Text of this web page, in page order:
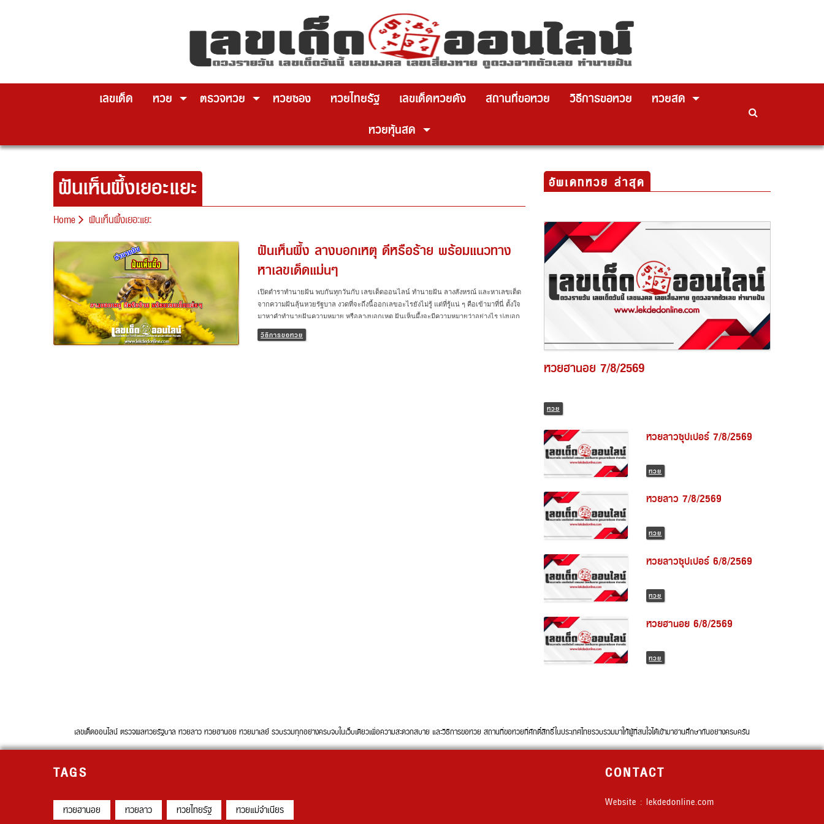
เลขเด็ด หวย ตรวจหวย หวยซอง หวยไทยรัฐ เลขเด็ดหวยดัง สถานที่ขอหวย วิธีการขอหวย
หวยสด
หวยหุ้นสด
ฝันเห็นผึ้งเยอะแยะ
Home ฝันเห็นผึ้งเยอะแยะ
ฝันเห็นผึ้ง ลางบอกเหตุ ดีหรือร้าย พร้อมแนวทาง
หาเลขเด็ดแม่นๆ
เปิดตำราทำนายฝัน พบกันทุกวันกับ เลขเด็ดออนไลน์ ทำนายฝัน ลางสังหรณ์ และหาเลขเด็ด
จากความฝันลุ้นหวยรัฐบาล งวดที่จะถึงนี้ออกเลขอะไรยังไม่รู้ แต่ที่รู้แน่ ๆ คือเข้ามาที่นี่ ตั้งใจ
มาหาคำทำนายฝันความหมาย หรือลางบอกเหตุ ฝันเห็นผึ้งจะมีความหมายว่าอย่างไร บ่งบอก
อะไรได้บ้าง และหาเลขเด็ดรับทรัพย์งวดนี้ อย่ารอช้า ไปดูทำนายฝันเห็นผึ้ง กันเลย. ความฝัน
บอกเหตุ ฝันแบบไหนที่เรียกว่าดี มีโชค จะเป็นเศรษฐี คาถาขอหวย สวดแล้วเฮง เพิ่มโชคลาภ
วิธีการขอหวย
อัพเดทหวย ล่าสุด
หวยฮานอย 7/8/2569
หวย
หวยลาวซุปเปอร์ 7/8/2569
หวย
หวยลาว 7/8/2569
หวย
หวยลาวซุปเปอร์ 6/8/2569
หวย
หวยฮานอย 6/8/2569
หวย
เลขเด็ดออนไลน์ ตรวจผลหวยรัฐบาล หวยลาว หวยฮานอย หวยมาเลย์ รวบรวมทุกอย่างครบจบในเว็บเดียวเพื่อความสะดวกสบาย และวิธีการขอหวย สถานที่ขอหวยที่ศักดิ์สิทธิ์ในประเทศไทยรวบรวมมาให้ผู้ที่สนใจได้เข้ามาอ่านศึกษากันอย่างครบครัน
TAGS
หวยฮานอย หวยลาว หวยไทยรัฐ หวยแม่จำเนียร
CONTACT
Website : lekdedonline.com